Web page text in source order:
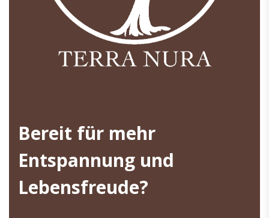
Bereit für mehr
Entspannung und
Lebensfreude?